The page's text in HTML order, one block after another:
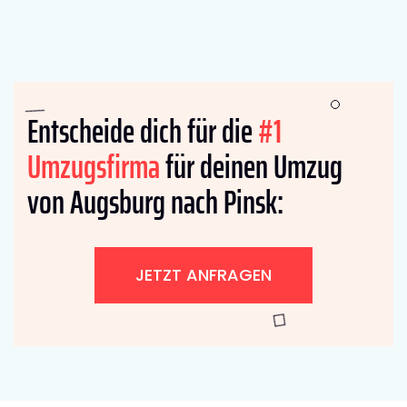
Entscheide dich für die#1
Umzugsfirmafür deinen Umzug
von Augsburg nach Pinsk:
JETZT ANFRAGEN